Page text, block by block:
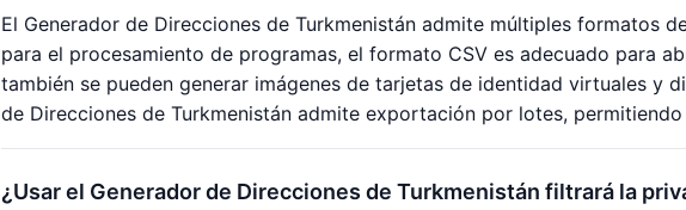
El Generador de Direcciones de Turkmenistán admite múltiples formatos
para el procesamiento de programas, el formato CSV es adecuado para
también se pueden generar imágenes de tarjetas de identidad virtuales y
de Direcciones de Turkmenistán admite exportación por lotes,
¿Usar el Generador de Direcciones de Turkmenistán filtrará la